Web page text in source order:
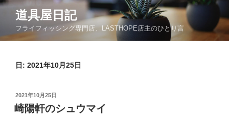
コ
ン
道具屋日記
フライフィッシング専門店、LASTHOPE店主のひとり言
日: 2021年10月25日
投
稿
日:
2021年10月25日
崎陽軒のシュウマイ